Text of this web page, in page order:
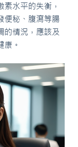
水平的失衡，
便秘、腹瀉等腸
的情況，應該及
。